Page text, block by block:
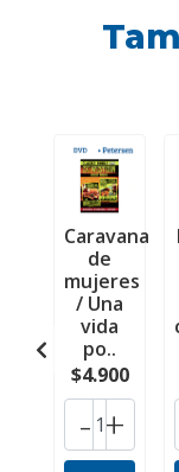
Caravana
de
mujeres
/ Una
vida
po..
$4.900
+
-